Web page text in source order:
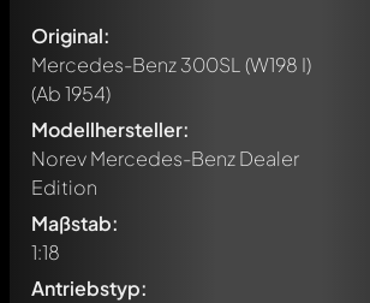
Original:
Mercedes-Benz 300SL (W198 I)
(Ab 1954)
Modellhersteller:
Norev Mercedes-Benz Dealer
Edition
Maßstab:
1:18
Antriebstyp: